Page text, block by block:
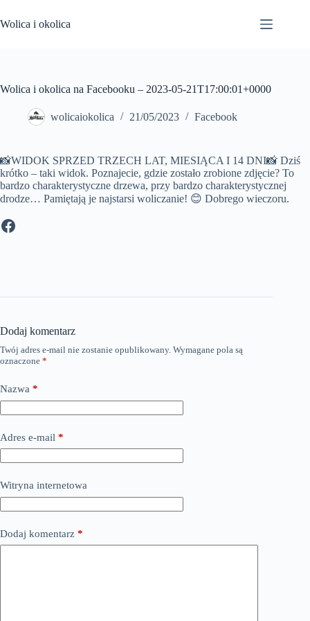
do
treści
Wolica i okolica
Wolica i okolica na Facebooku – 2023-05-21T17:00:01+0000
wolicaiokolica 21/05/2023 Facebook
📸WIDOK SPRZED TRZECH LAT, MIESIĄCA I 14 DNI📸 Dziś
krótko – taki widok. Poznajecie, gdzie zostało zrobione zdjęcie? To
bardzo charakterystyczne drzewa, przy bardzo charakterystycznej
drodze… Pamiętają je najstarsi woliczanie! 😊 Dobrego wieczoru.
Facebook
Dodaj komentarz
Twój adres e-mail nie zostanie opublikowany. Wymagane pola są
oznaczone *
Nazwa *
Adres e-mail *
Witryna internetowa
Dodaj komentarz *